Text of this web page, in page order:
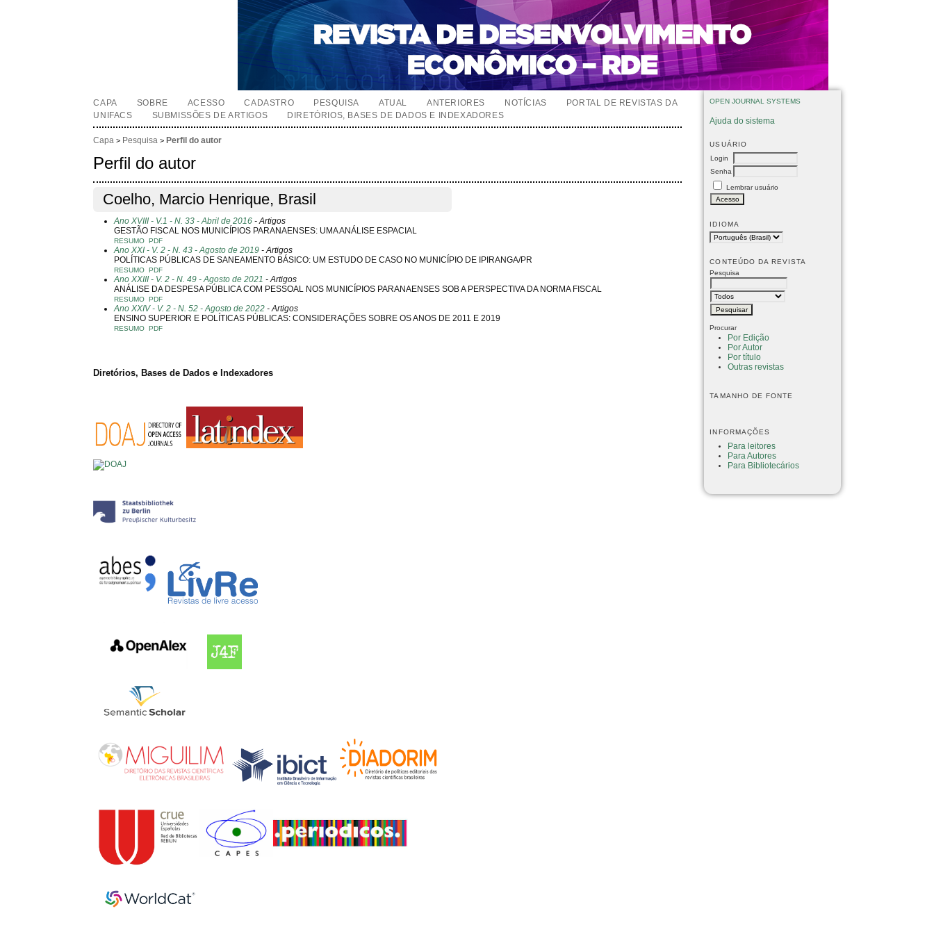
OPEN JOURNAL SYSTEMS
Ajuda do sistema
USUÁRIO
Login
Senha
Lembrar usuário
IDIOMA
CONTEÚDO DA REVISTA
Pesquisa
Procurar
Por Edição
Por Autor
Por título
Outras revistas
TAMANHO DE FONTE
INFORMAÇÕES
Para leitores
Para Autores
Para Bibliotecários
CAPA SOBRE ACESSO CADASTRO PESQUISA ATUAL ANTERIORES NOTÍCIAS
PORTAL DE REVISTAS DA
UNIFACS
SUBMISSÕES DE ARTIGOS DIRETÓRIOS, BASES DE DADOS E INDEXADORES
Capa > Pesquisa > Perfil do autor
Perfil do autor
Coelho, Marcio Henrique, Brasil
Ano XVIII - V.1 - N. 33 - Abril de 2016 - Artigos
GESTÃO FISCAL NOS MUNICÍPIOS PARANAENSES: UMA ANÁLISE ESPACIAL
RESUMO PDF
Ano XXI - V. 2 - N. 43 - Agosto de 2019 - Artigos
POLÍTICAS PÚBLICAS DE SANEAMENTO BÁSICO: UM ESTUDO DE CASO NO MUNICÍPIO DE IPIRANGA/PR
RESUMO PDF
Ano XXIII - V. 2 - N. 49 - Agosto de 2021 - Artigos
ANÁLISE DA DESPESA PÚBLICA COM PESSOAL NOS MUNICÍPIOS PARANAENSES SOB A PERSPECTIVA DA NORMA FISCAL
RESUMO PDF
Ano XXIV - V. 2 - N. 52 - Agosto de 2022 - Artigos
ENSINO SUPERIOR E POLÍTICAS PÚBLICAS: CONSIDERAÇÕES SOBRE OS ANOS DE 2011 E 2019
RESUMO PDF
Diretórios, Bases de Dados e Indexadores